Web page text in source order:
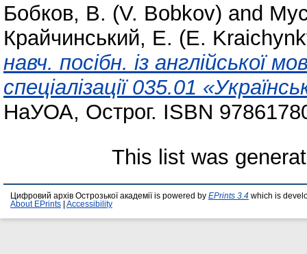
Бобков, В. (V. Bobkov) and
Крайчинський, Е. (E.
навч. посібн. із англійської
спеціалізації 035.01
НаУОА, Острог. ISBN
This list was
Цифровий архів Острозької академії is powered by EPrints 3.4 which is
About EPrints
Accessibility